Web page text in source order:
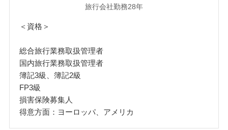
旅行会社勤務28年
＜資格＞
総合旅行業務取扱管理者
国内旅行業務取扱管理者
簿記3級、簿記2級
FP3級
損害保険募集人
得意方面：ヨーロッパ、アメリカ